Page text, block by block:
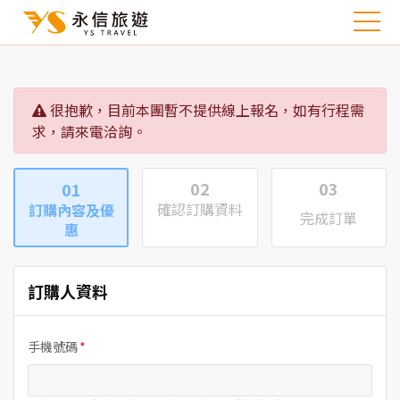
很抱歉，目前本團暫不提供線上報名，如有行程需
求，請來電洽詢。
01
訂購內容及優
惠
02
確認訂購資料
03
完成訂單
訂購人資料
手機號碼